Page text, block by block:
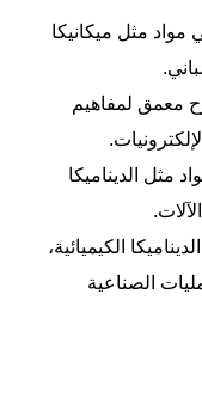
مثل ميكانيكا
معمق لمفاهيم
مثل الديناميكا
الكيميائية،
الصناعية